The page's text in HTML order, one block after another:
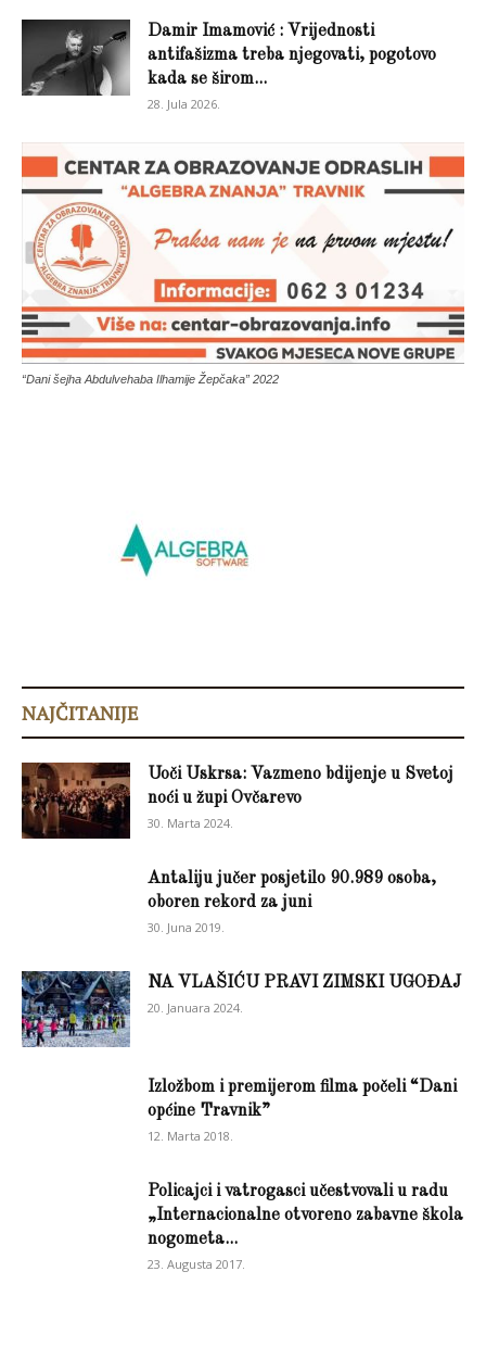
Damir Imamović : Vrijednosti
antifašizma treba njegovati, pogotovo
kada se širom...
28. Jula 2026.
“Dani šejha Abdulvehaba Ilhamije Žepčaka” 2022
NAJČITANIJE
Uoči Uskrsa: Vazmeno bdijenje u Svetoj
noći u župi Ovčarevo
30. Marta 2024.
Antaliju jučer posjetilo 90.989 osoba,
oboren rekord za juni
30. Juna 2019.
NA VLAŠIĆU PRAVI ZIMSKI UGOĐAJ
20. Januara 2024.
Izložbom i premijerom filma počeli “Dani
općine Travnik”
12. Marta 2018.
Policajci i vatrogasci učestvovali u radu
„Internacionalne otvoreno zabavne škola
nogometa...
23. Augusta 2017.